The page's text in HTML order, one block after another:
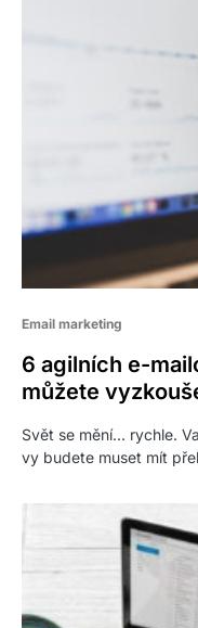
Email marketing
6 agilních e-
můžete
Svět se mění… rychle.
vy budete muset mít